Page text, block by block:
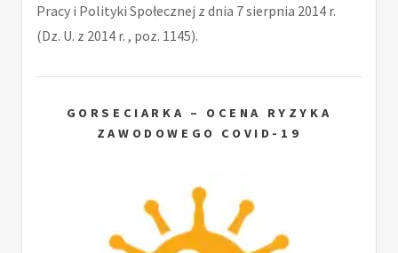
Pracy i Polityki Społecznej z dnia 7 sierpnia 2014 r.
(Dz. U. z 2014 r. , poz. 1145).
GORSECIARKA – OCENA RYZYKA
ZAWODOWEGO COVID-19